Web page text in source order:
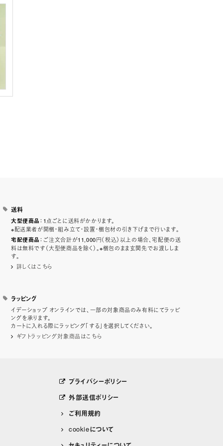
送料
大型便商品 ：1点ごとに送料がかかります。
※配送業者が開梱・組み立て・設置・梱包材の引き下げまで行います。
宅配便商品 ：ご注文合計が11,000円（税込）以上の場合、宅配便の送
料は無料です（大型便商品を除く）。※梱包のまま玄関先でお渡ししま
す。
詳しくはこちら
ラッピング
イデーショップ オンラインでは、一部の対象商品のみ有料にてラッピ
ングを承ります。
カートに入れる際にラッピング「する」を選択してください。
ギフトラッピング対象商品はこちら
プライバシーポリシー
外部送信ポリシー
ご利用規約
cookieについて